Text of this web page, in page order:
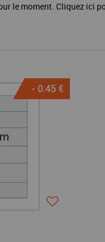
le moment. Cliquez ici
- 0.45 €